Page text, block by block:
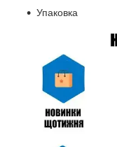
Упаковка